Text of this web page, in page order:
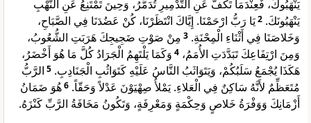
يَنْهَبُوكَ، فَعِنْدَمَا تَكُفُّ عَنِ التَّدْمِيرِ تُدَمَّرُ، وَحِينَ تَمْتَنِعُ عَنِ النَّهْبِ
يَنْهَبُونَكَ. 2يَا رَبُّ ارْحَمْنَا. إِيَّاكَ انْتَظَرْنَا، كُنْ عَضُدَنَا فِي الصَّبَاحِ،
وَخَلاصَنَا فِي أَثْنَاءِ الْمِحْنَةِ. 3 مِنْ صَوْتِ ضَجِيجِكَ هَرَبَتِ الشُّعُوبُ،
وَمِنَ ارْتِفَاعِكَ تَبَدَّدَتِ الأُمَمُ، 4 وَكَمَا يَلْتَهِمُ الْجَرَادُ كُلَّ مَا هُوَ أَخْضَرُ،
هَكَذَا يُجْمَعُ سَلَبُكُمْ، وَيَتَوَاثَبُ النَّاسُ عَلَيْهِ كَتَوَاثُبِ الْجَنَادِبِ. 5 الرَّبُّ
مُتَعَظِّمٌ لأَنَّهُ سَاكِنٌ فِي الْعَلاءِ. يَمْلأُ صِهْيَوْنَ عَدْلاً وَحَقّاً. 6هُوَ ضَمَانُ
أَزْمَانِكَ وَوَفْرَةُ خَلاصٍ وَحِكْمَةٍ وَمَعْرِفَةٍ، وَتَكُونُ مَخَافَةُ الرَّبِّ كَنْزَهُ.